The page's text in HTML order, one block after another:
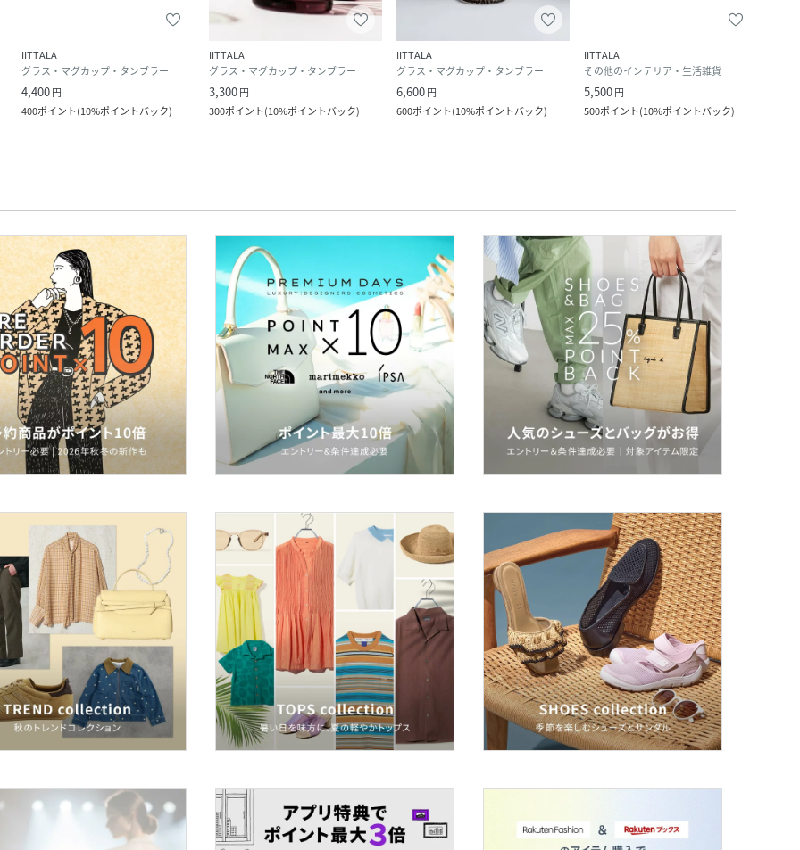
IITTALA
グラス・マグカップ・タンブラー
4,400円
400ポイント(10%ポイントバック)
IITTALA
グラス・マグカップ・タンブラー
3,300円
300ポイント(10%ポイントバック)
IITTALA
グラス・マグカップ・タンブラー
6,600円
600ポイント(10%ポイントバック)
IITTALA
その他のインテリア・生活雑貨
5,500円
500ポイント(10%ポイントバック)